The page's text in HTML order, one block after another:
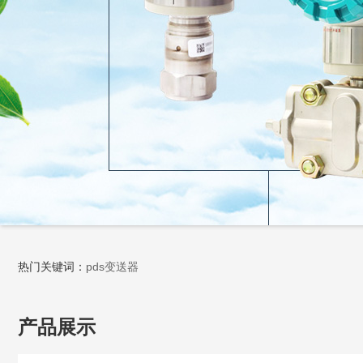
热门关键词： pds变送器
产品展示